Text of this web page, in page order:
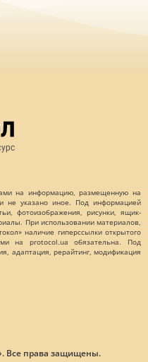
на информацию, размещенную на
не указано иное. Под информацией
фотоизображения, рисунки, ящик-
При использовании материалов,
наличие гиперссылки открытого
на protocol.ua обязательна. Под
адаптация, рерайтинг, модификация
Все права защищены.